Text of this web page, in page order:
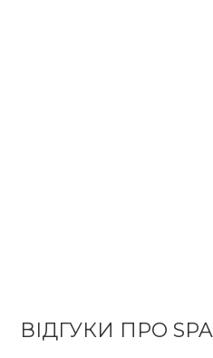
ВІДГУКИ ПРО